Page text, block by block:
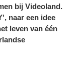
bij Videoland.
naar een idee
leven van één